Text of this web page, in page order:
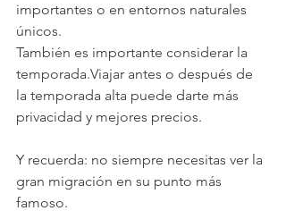
importantes o en entornos naturales
únicos.
También es importante considerar la
temporada.Viajar antes o después de
la temporada alta puede darte más
privacidad y mejores precios.
Y recuerda: no siempre necesitas ver la
gran migración en su punto más
famoso.